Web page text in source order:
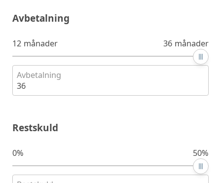
Avbetalning
12 månader 36 månader
Avbetalning
36
Restskuld
0% 50%